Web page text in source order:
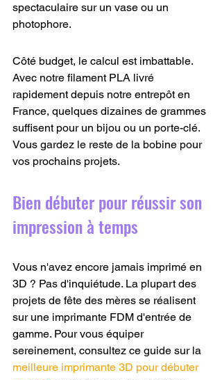
spectaculaire sur un vase ou un
photophore.
Côté budget, le calcul est imbattable.
Avec notre filament PLA livré
rapidement depuis notre entrepôt en
France, quelques dizaines de grammes
suffisent pour un bijou ou un porte-clé.
Vous gardez le reste de la bobine pour
vos prochains projets.
Bien débuter pour réussir son
impression à temps
Vous n'avez encore jamais imprimé en
3D ? Pas d'inquiétude. La plupart des
projets de fête des mères se réalisent
sur une imprimante FDM d'entrée de
gamme. Pour vous équiper
sereinement, consultez ce guide sur la
meilleure imprimante 3D pour débuter